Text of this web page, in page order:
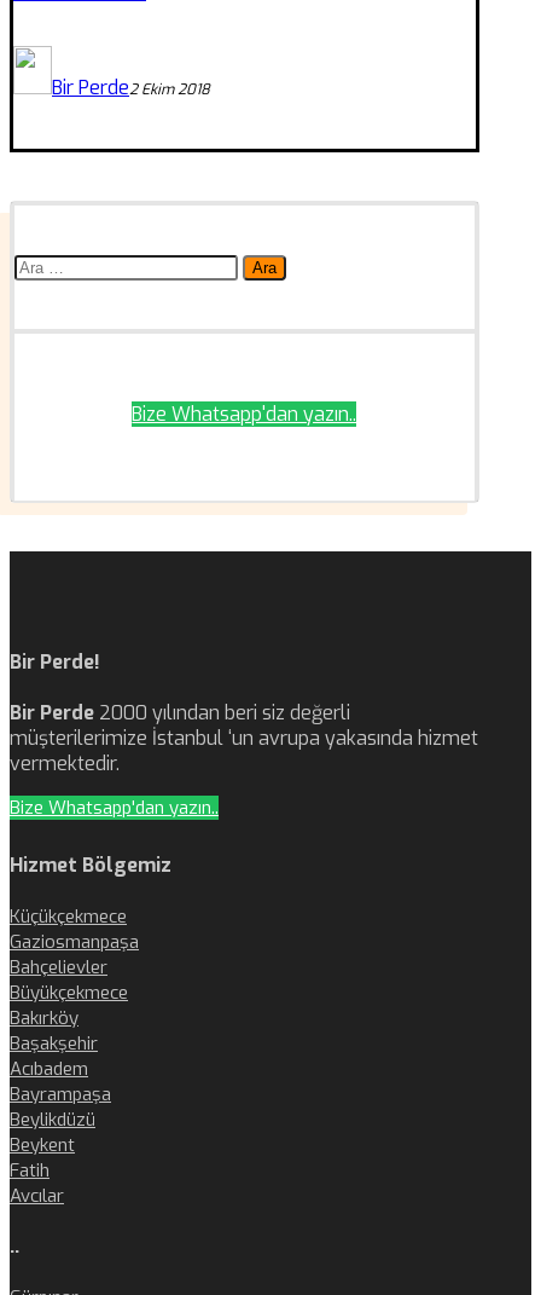
Bir Perde2 Ekim 2018
Arama:
Bize Whatsapp'dan yazın..
Bir Perde!
Bir Perde 2000 yılından beri siz değerli
müşterilerimize İstanbul ‘un avrupa yakasında hizmet
vermektedir.
Bize Whatsapp'dan yazın..
Hizmet Bölgemiz
Küçükçekmece
Gaziosmanpaşa
Bahçelievler
Büyükçekmece
Bakırköy
Başakşehir
Acıbadem
Bayrampaşa
Beylikdüzü
Beykent
Fatih
Avcılar
..